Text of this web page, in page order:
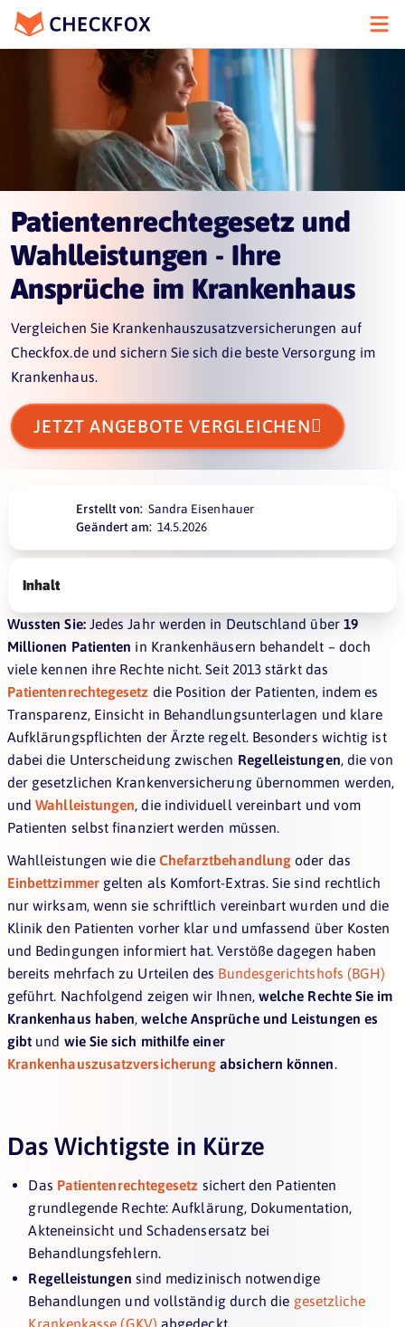
Patientenrechtegesetz und
Wahlleistungen - Ihre
Ansprüche im Krankenhaus
Vergleichen Sie Krankenhauszusatzversicherungen auf
Checkfox.de und sichern Sie sich die beste Versorgung im
Krankenhaus.
JETZT ANGEBOTE VERGLEICHEN
Erstellt von: Sandra Eisenhauer
Geändert am: 14.5.2026
Inhalt
Wussten Sie:Jedes Jahr werden in Deutschland über 19
Millionen Patienten in Krankenhäusern behandelt – doch
viele kennen ihre Rechte nicht. Seit 2013 stärkt das
Patientenrechtegesetz die Position der Patienten, indem es
Transparenz, Einsicht in Behandlungsunterlagen und klare
Aufklärungspflichten der Ärzte regelt. Besonders wichtig ist
dabei die Unterscheidung zwischen Regelleistungen, die von
der gesetzlichen Krankenversicherung übernommen werden,
undWahlleistungen, die individuell vereinbart und vom
Patienten selbst finanziert werden müssen.
Wahlleistungen wie die Chefarztbehandlung oder das
Einbettzimmergelten als Komfort-Extras. Sie sind rechtlich
nur wirksam, wenn sie schriftlich vereinbart wurden und die
Klinik den Patienten vorher klar und umfassend über Kosten
und Bedingungen informiert hat. Verstöße dagegen haben
bereits mehrfach zu Urteilen des Bundesgerichtshofs (BGH)
geführt. Nachfolgend zeigen wir Ihnen, welche Rechte Sie im
Krankenhaus haben,welche Ansprüche und Leistungen es
gibt und wie Sie sich mithilfe einer
Krankenhauszusatzversicherungabsichern können.
Das Wichtigste in Kürze
Das Patientenrechtegesetz sichert den Patienten
grundlegende Rechte: Aufklärung, Dokumentation,
Akteneinsicht und Schadensersatz bei
Behandlungsfehlern.
Regelleistungen sind medizinisch notwendige
Behandlungen und vollständig durch die gesetzliche